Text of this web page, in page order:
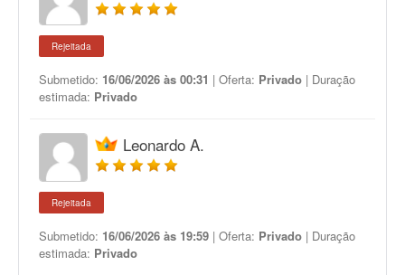
Rejeitada
Submetido: 16/06/2026 às 00:31 | Oferta: Privado | Duração
estimada: Privado
Leonardo A.
Rejeitada
Submetido: 16/06/2026 às 19:59 | Oferta: Privado | Duração
estimada: Privado